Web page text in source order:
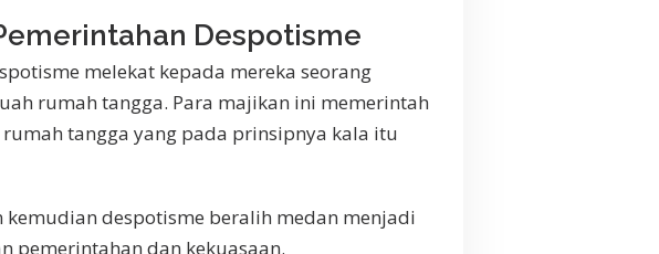
Despotisme
melekat kepada mereka seorang
rumah tangga. Para majikan ini memerintah
tangga yang pada prinsipnya kala itu
kemudian despotisme beralih medan menjadi
pemerintahan dan kekuasaan.